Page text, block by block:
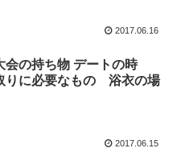
2017.06.16
会の持ち物 デートの時
りに必要なもの 浴衣の場
2017.06.15